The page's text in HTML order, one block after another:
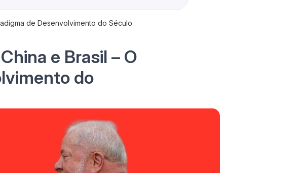
de Desenvolvimento do Século
e Brasil – O
do